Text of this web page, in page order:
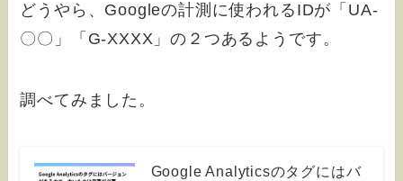
どうやら、Googleの計測に使われるIDが「UA-
〇〇」「G-XXXX」の２つあるようです。
調べてみました。
Google Analyticsのタグにはバ